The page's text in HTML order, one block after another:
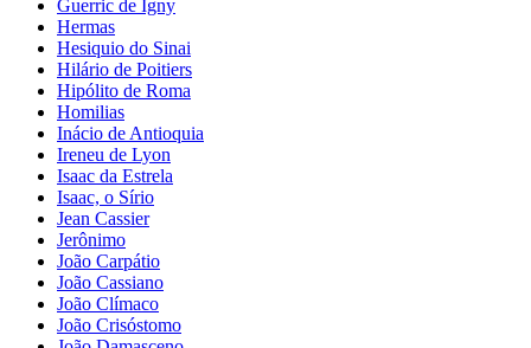
Guerric de Igny
Hermas
Hesiquio do Sinai
Hilário de Poitiers
Hipólito de Roma
Homilias
Inácio de Antioquia
Ireneu de Lyon
Isaac da Estrela
Isaac, o Sírio
Jean Cassier
Jerônimo
João Carpátio
João Cassiano
João Clímaco
João Crisóstomo